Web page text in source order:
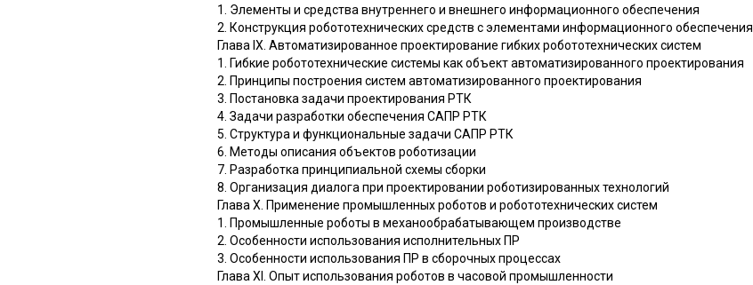
1. Элементы и средства внутреннего и внешнего информационного обеспечения
2. Конструкция робототехнических средств с элементами информационного обеспечения
Глава IX. Автоматизированное проектирование гибких робототехнических систем
1. Гибкие робототехнические системы как объект автоматизированного проектирования
2. Принципы построения систем автоматизированного проектирования
3. Постановка задачи проектирования РТК
4. Задачи разработки обеспечения САПР РТК
5. Структура и функциональные задачи САПР РТК
6. Методы описания объектов роботизации
7. Разработка принципиальной схемы сборки
8. Организация диалога при проектировании роботизированных технологий
Глава X. Применение промышленных роботов и робототехнических систем
1. Промышленные роботы в механообрабатывающем производстве
2. Особенности использования исполнительных ПР
3. Особенности использования ПР в сборочных процессах
Глава XI. Опыт использования роботов в часовой промышленности